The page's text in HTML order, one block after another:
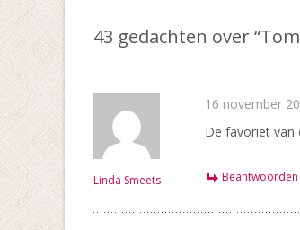
navigatie
43 gedachten over “
Linda Smeets
16 november
De favoriet van
Beantwoorden